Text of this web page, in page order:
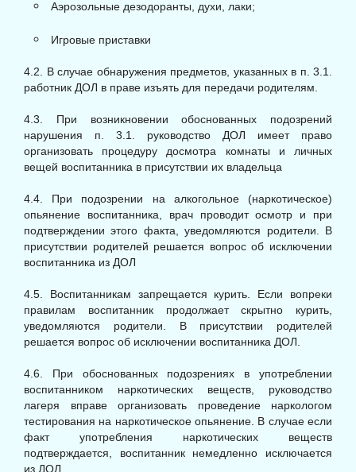
Аэрозольные дезодоранты, духи, лаки;
Игровые приставки
4.2. В случае обнаружения предметов, указанных в п. 3.1.
работник ДОЛ в праве изъять для передачи родителям.
4.3. При возникновении обоснованных подозрений
нарушения п. 3.1. руководство ДОЛ имеет право
организовать процедуру досмотра комнаты и личных
вещей воспитанника в присутствии их владельца
4.4. При подозрении на алкогольное (наркотическое)
опьянение воспитанника, врач проводит осмотр и при
подтверждении этого факта, уведомляются родители. В
присутствии родителей решается вопрос об исключении
воспитанника из ДОЛ
4.5. Воспитанникам запрещается курить. Если вопреки
правилам воспитанник продолжает скрытно курить,
уведомляются родители. В присутствии родителей
решается вопрос об исключении воспитанника ДОЛ.
4.6. При обоснованных подозрениях в употреблении
воспитанником наркотических веществ, руководство
лагеря вправе организовать проведение наркологом
тестирования на наркотическое опьянение. В случае если
факт употребления наркотических веществ
подтверждается, воспитанник немедленно исключается
из ДОЛ